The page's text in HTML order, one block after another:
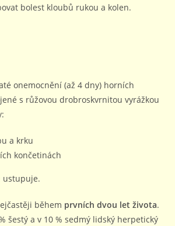
bolest kloubů rukou a kolen.
onemocnění (až 4 dny) horních
s růžovou drobroskvrnitou vyrážkou
a krku
končetinách
ustupuje.
během prvních dvou let života.
šestý a v 10 % sedmý lidský herpetický